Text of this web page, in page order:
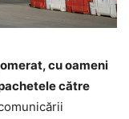
cu oameni
către